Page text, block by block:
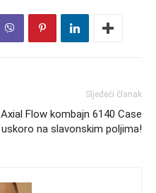
Sljedeći članak
Axial Flow kombajn 6140 Case
uskoro na slavonskim poljima!